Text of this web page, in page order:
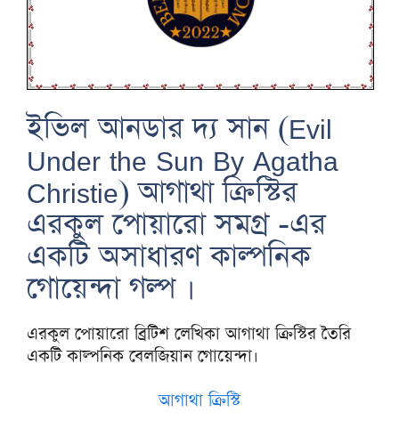
ইভিল আনডার দ্য সান (Evil
Under the Sun By Agatha
Christie) আগাথা ক্রিস্টির
এরকুল পোয়ারো সমগ্র -এর
একটি অসাধারণ কাল্পনিক
গোয়েন্দা গল্প ।
এরকুল পোয়ারো ব্রিটিশ লেখিকা আগাথা ক্রিস্টির তৈরি
একটি কাল্পনিক বেলজিয়ান গোয়েন্দা।
আগাথা ক্রিস্টি